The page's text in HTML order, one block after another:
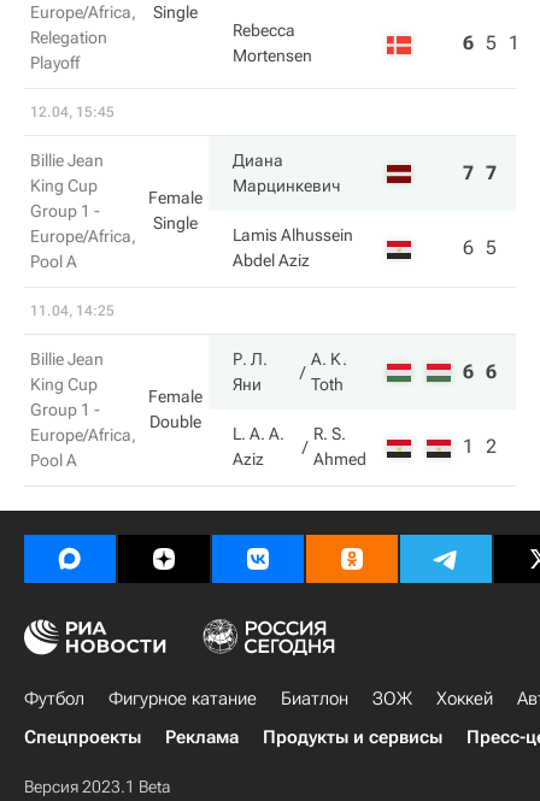
Europe/Africa,
Relegation
Playoff
Single
Rebecca
Mortensen
6 5 1
12.04, 15:45
Billie Jean
King Cup
Group 1 -
Europe/Africa,
Pool A
Female
Single
Диана
Марцинкевич
7 7
Lamis Alhussein
Abdel Aziz
6 5
11.04, 14:25
Billie Jean
King Cup
Group 1 -
Europe/Africa,
Pool A
Female
Double
Р. Л.
Яни
A. K.
Toth
6 6
L. A. A.
Aziz
R. S.
Ahmed
1 2
Футбол Фигурное катание Биатлон ЗОЖ Хоккей
Спецпроекты
Реклама Продукты и сервисы Пресс-
Версия 2023.1 Beta